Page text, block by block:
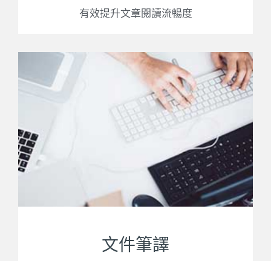
有效提升文章閱讀流暢度
文件筆譯